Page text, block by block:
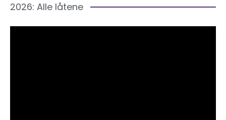
2026: Alle låtene